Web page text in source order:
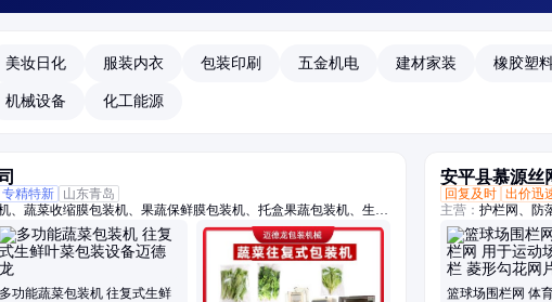
美妆日化 服装内衣 包装印刷 五金机电 建材家装 橡胶塑
机械设备 化工能源
专精特新
山东青岛
、蔬菜收缩膜包装机、果蔬保鲜膜包装机、托盒果蔬包装机、生鲜
、称重贴标机、冬瓜定量切片机
多功能蔬菜包装机 往复式生鲜
安平县慕源丝
回复及时 出价迅
主营： 护栏网、防
网、防落物围栏
税区围界
篮球场围栏网 体